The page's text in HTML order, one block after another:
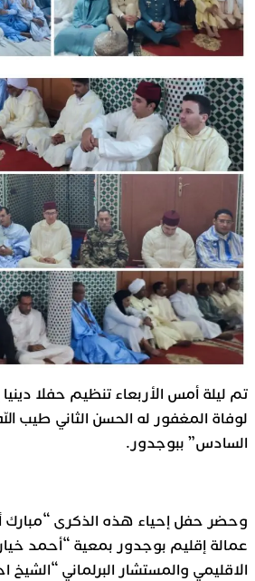
لوفاة المغفور له الحسن الثاني طيب
السادس” ببوجدور.
وحضر حفل إحياء هذه الذكرى “مبارك
عمالة إقليم بوجدور بمعية “أحمد
الاقليمي والمستشار البرلماني “الشيخ